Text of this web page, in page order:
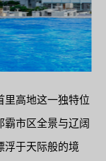
里高地这一独特位
霸市区全景与辽阔
浮于天际般的境